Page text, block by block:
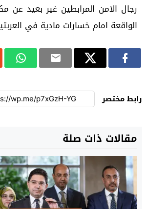
رجال الامن المرابطين غير بعيد عن
الواقعة امام خسارات مادية في
رابط مختصر
مقالات ذات صلة